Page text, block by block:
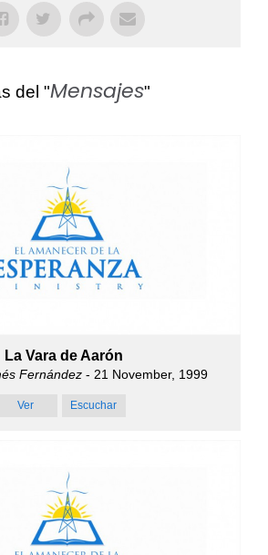
del "Mensajes"
La Vara de Aarón
Fernández- 21 November, 1999
Ver Escuchar